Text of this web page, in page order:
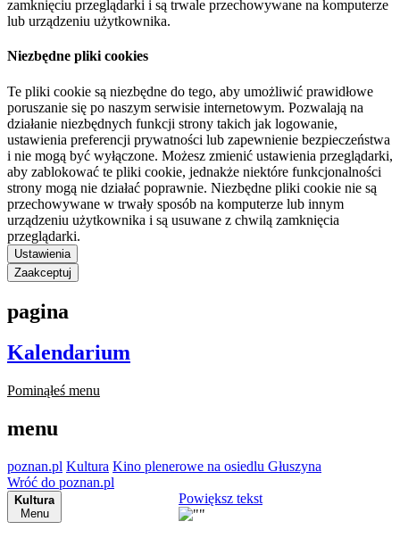
zamknięciu przeglądarki i są trwale przechowywane na komputerze
lub urządzeniu użytkownika.
Niezbędne pliki cookies
Te pliki cookie są niezbędne do tego, aby umożliwić prawidłowe
poruszanie się po naszym serwisie internetowym. Pozwalają na
działanie niezbędnych funkcji strony takich jak logowanie,
ustawienia preferencji prywatności lub zapewnienie bezpieczeństwa
i nie mogą być wyłączone. Możesz zmienić ustawienia przeglądarki,
aby zablokować te pliki cookie, jednakże niektóre funkcjonalności
strony mogą nie działać poprawnie. Niezbędne pliki cookie nie są
przechowywane w trwały sposób na komputerze lub innym
urządzeniu użytkownika i są usuwane z chwilą zamknięcia
przeglądarki.
Ustawienia
Zaakceptuj
pagina
Kalendarium
Pominąłeś menu
menu
poznan.pl Kultura Kino plenerowe na osiedlu Głuszyna
Wróć do poznan.pl
Kultura
Menu
Powiększ tekst